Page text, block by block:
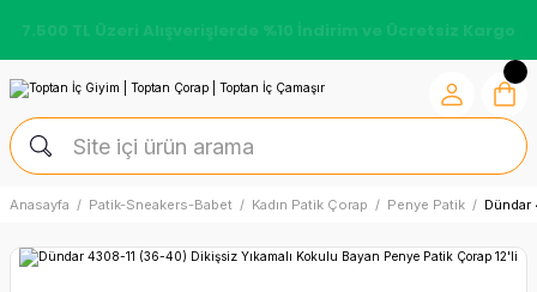
7.500 TL Üzeri Alışverişlerde %10 İndirim ve Ücretsiz Kargo
Anasayfa Patik-Sneakers-Babet Kadın Patik Çorap Penye Patik Dündar